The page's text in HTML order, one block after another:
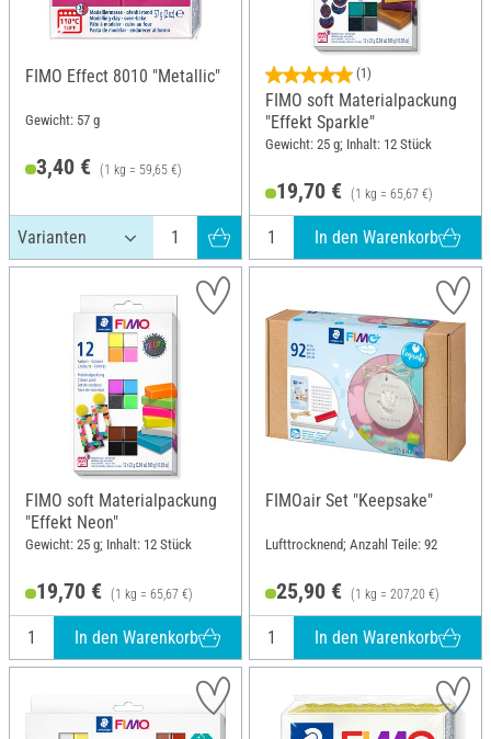
FIMO Effect 8010 "Metallic"
Gewicht: 57 g
3,40 € (1 kg = 59,65 €)
(1)
FIMO soft Materialpackung
"Effekt Sparkle"
Gewicht: 25 g; Inhalt: 12 Stück
19,70 € (1 kg = 65,67 €)
In den Warenkorb
FIMO soft Materialpackung
"Effekt Neon"
Gewicht: 25 g; Inhalt: 12 Stück
19,70 € (1 kg = 65,67 €)
In den Warenkorb
FIMOair Set "Keepsake"
Lufttrocknend; Anzahl Teile: 92
25,90 € (1 kg = 207,20 €)
In den Warenkorb